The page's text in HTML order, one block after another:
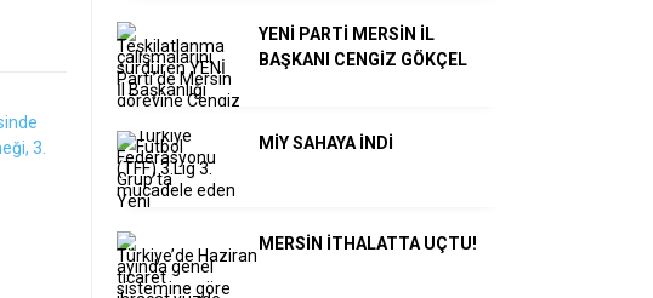
YENİ PARTİ MERSİN İL
BAŞKANI CENGİZ GÖKÇEL
MİY SAHAYA İNDİ
MERSİN İTHALATTA UÇTU!